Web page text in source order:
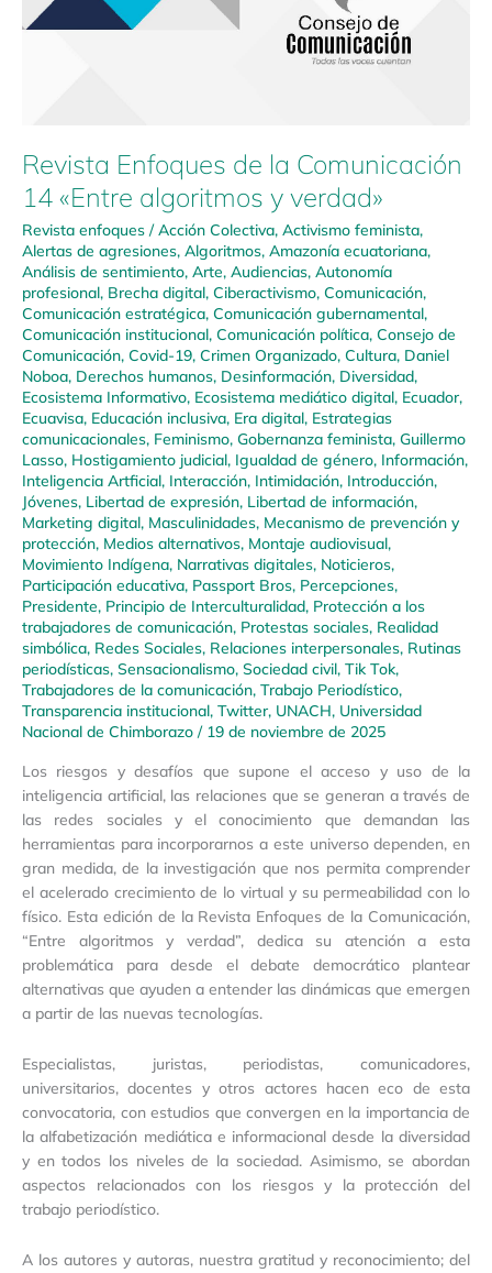
Revista Enfoques de la Comunicación
14 «Entre algoritmos y verdad»
Revista enfoques /Acción Colectiva, Activismo feminista,
Alertas de agresiones, Algoritmos, Amazonía ecuatoriana,
Análisis de sentimiento, Arte, Audiencias, Autonomía
profesional, Brecha digital, Ciberactivismo, Comunicación,
Comunicación estratégica, Comunicación gubernamental,
Comunicación institucional, Comunicación política, Consejo de
Comunicación, Covid-19, Crimen Organizado, Cultura, Daniel
Noboa, Derechos humanos, Desinformación, Diversidad,
Ecosistema Informativo, Ecosistema mediático digital, Ecuador,
Ecuavisa, Educación inclusiva, Era digital, Estrategias
comunicacionales, Feminismo, Gobernanza feminista, Guillermo
Lasso, Hostigamiento judicial, Igualdad de género, Información,
Inteligencia Artficial, Interacción, Intimidación, Introducción,
Jóvenes, Libertad de expresión, Libertad de información,
Marketing digital, Masculinidades, Mecanismo de prevención y
protección, Medios alternativos, Montaje audiovisual,
Movimiento Indígena, Narrativas digitales, Noticieros,
Participación educativa, Passport Bros, Percepciones,
Presidente, Principio de Interculturalidad, Protección a los
trabajadores de comunicación, Protestas sociales, Realidad
simbólica, Redes Sociales, Relaciones interpersonales, Rutinas
periodísticas, Sensacionalismo, Sociedad civil, Tik Tok,
Trabajadores de la comunicación, Trabajo Periodístico,
Transparencia institucional, Twitter, UNACH, Universidad
Nacional de Chimborazo / 19 de noviembre de 2025
Los riesgos y desafíos que supone el acceso y uso de la
inteligencia artificial, las relaciones que se generan a través de
las redes sociales y el conocimiento que demandan las
herramientas para incorporarnos a este universo dependen, en
gran medida, de la investigación que nos permita comprender
el acelerado crecimiento de lo virtual y su permeabilidad con lo
físico. Esta edición de la Revista Enfoques de la Comunicación,
“Entre algoritmos y verdad”, dedica su atención a esta
problemática para desde el debate democrático plantear
alternativas que ayuden a entender las dinámicas que emergen
a partir de las nuevas tecnologías.
Especialistas, juristas, periodistas, comunicadores,
universitarios, docentes y otros actores hacen eco de esta
convocatoria, con estudios que convergen en la importancia de
la alfabetización mediática e informacional desde la diversidad
y en todos los niveles de la sociedad. Asimismo, se abordan
aspectos relacionados con los riesgos y la protección del
trabajo periodístico.
A los autores y autoras, nuestra gratitud y reconocimiento; del